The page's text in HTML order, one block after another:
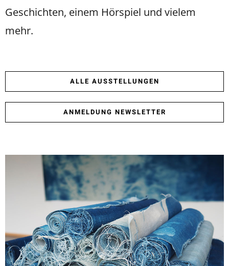
Geschichten, einem Hörspiel und vielem
mehr.
ALLE AUSSTELLUNGEN
ANMELDUNG NEWSLETTER